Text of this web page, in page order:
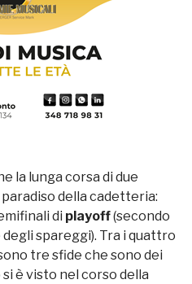
la lunga corsa di due
della cadetteria:
di playoff(secondo
spareggi). Tra i quattro
tre sfide che sono dei
è visto nel corso della